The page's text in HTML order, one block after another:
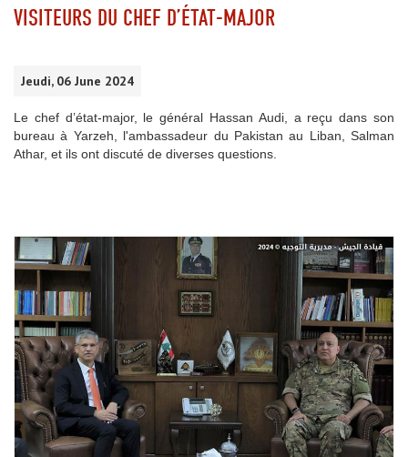
VISITEURS DU CHEF D’ÉTAT-MAJOR
Jeudi, 06 June 2024
Le chef d’état-major, le général Hassan Audi, a reçu dans son
bureau à Yarzeh, l'ambassadeur du Pakistan au Liban, Salman
Athar, et ils ont discuté de diverses questions.